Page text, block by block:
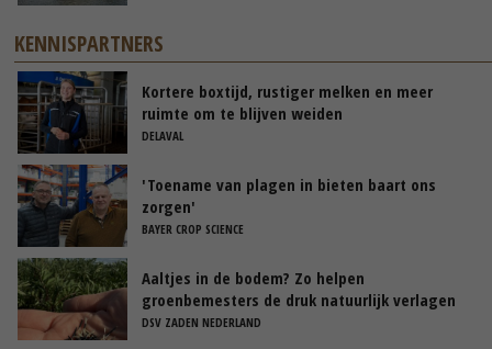
KENNISPARTNERS
Kortere boxtijd, rustiger melken en meer
ruimte om te blijven weiden
DELAVAL
'Toename van plagen in bieten baart ons
zorgen'
BAYER CROP SCIENCE
Aaltjes in de bodem? Zo helpen
groenbemesters de druk natuurlijk verlagen
DSV ZADEN NEDERLAND